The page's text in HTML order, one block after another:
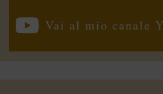
Vai al mio canale